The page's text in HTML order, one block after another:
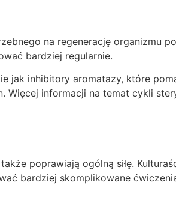
na regenerację organizmu
bardziej regularnie.
jak inhibitory aromatazy, które
informacji na temat cykli
poprawiają ogólną siłę.
bardziej skomplikowane